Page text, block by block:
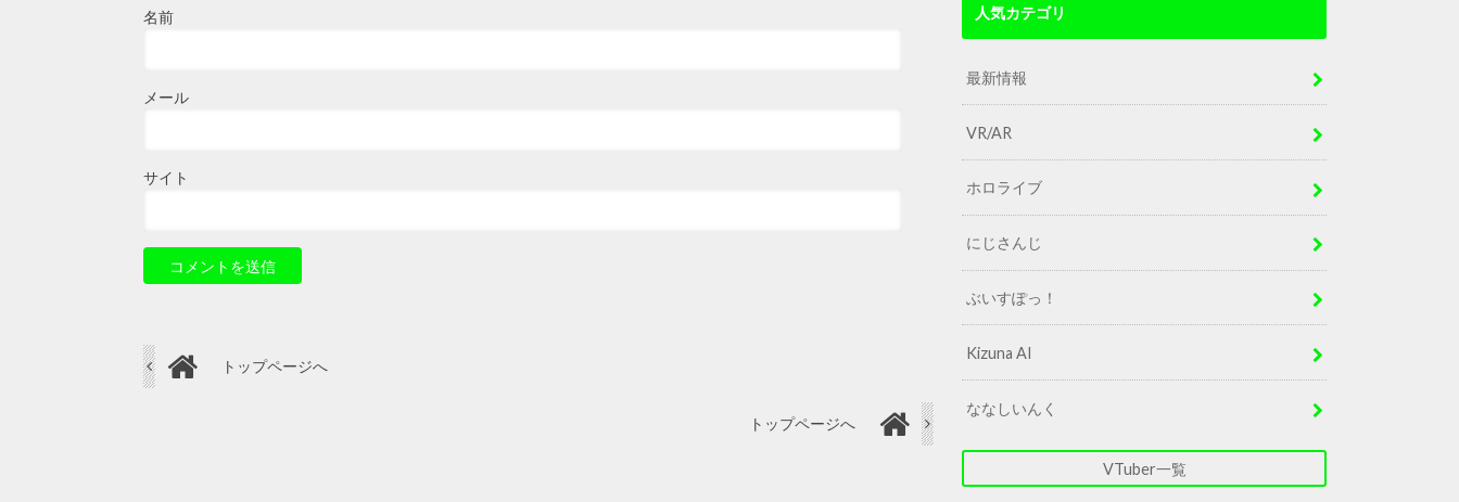
名前
メール
サイト
トップページへ
トップページへ
人気カテゴリ
最新情報
VR/AR
ホロライブ
にじさんじ
ぶいすぽっ！
Kizuna AI
ななしいんく
VTuber一覧